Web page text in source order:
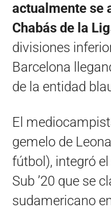
actualmente se
Chabás de la
divisiones
Barcelona
de la entidad
El
gemelo de
fútbol), integró
Sub ’20 que se
sudamericano